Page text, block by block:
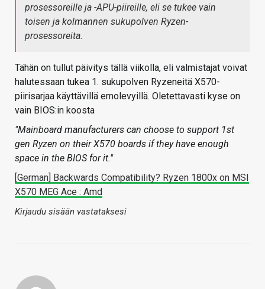
prosessoreille ja -APU-piireille, eli se tukee vain
toisen ja kolmannen sukupolven Ryzen-
prosessoreita.
Tähän on tullut päivitys tällä viikolla, eli valmistajat voivat
halutessaan tukea 1. sukupolven Ryzeneitä X570-
piirisarjaa käyttävillä emolevyillä. Oletettavasti kyse on
vain BIOS:in koosta
"Mainboard manufacturers can choose to support 1st
gen Ryzen on their X570 boards if they have enough
space in the BIOS for it."
[German] Backwards Compatibility? Ryzen 1800x on MSI
X570 MEG Ace : Amd
Kirjaudu sisään vastataksesi